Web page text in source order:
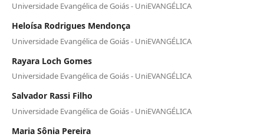
Universidade Evangélica de Goiás - UniEVANGÉLICA
Heloísa Rodrigues Mendonça
Universidade Evangélica de Goiás - UniEVANGÉLICA
Rayara Loch Gomes
Universidade Evangélica de Goiás - UniEVANGÉLICA
Salvador Rassi Filho
Universidade Evangélica de Goiás - UniEVANGÉLICA
Maria Sônia Pereira